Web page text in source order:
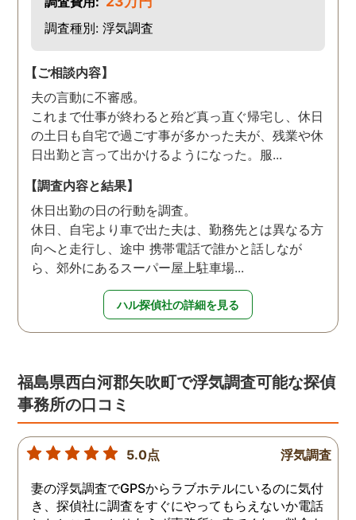
調査種別: 浮気調査
【ご相談内容】
夫の言動に不審感。
これまで仕事が終わると殆ど真っ直ぐ帰宅し、休日
の土日も自宅で過ごす事が多かった夫が、残業や休
日出勤と言って出かけるようになった。服...
【調査内容と結果】
休日出勤の日の行動を調査。
休日、自宅より車で出た夫は、勤務先とは異なる方
向へと走行し、途中 携帯電話で誰かと話しなが
ら、郊外にあるスーパー屋上駐車場...
ハル探偵社の詳細を見る
福島県西白河郡矢吹町で浮気調査可能な探偵
事務所の口コミ
5.0点 浮気調査
妻の浮気調査でGPSからラブホテルにいるのに気付
き、探偵社に調査をすぐにやってもらえないか電話